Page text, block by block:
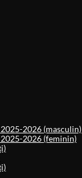
2026 (masculin)
2026 (feminin)